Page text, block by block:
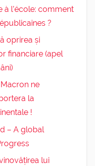
à l’école: comment
?
oprirea și
financiare (apel
ne
la
!
– A global
lui